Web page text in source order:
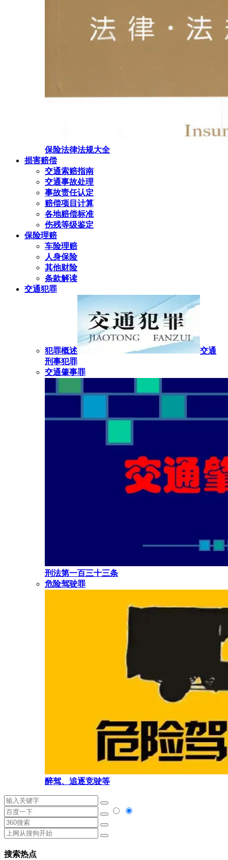
保险法律法规大全
损害赔偿
交通索赔指南
交通事故处理
事故责任认定
赔偿项目计算
各地赔偿标准
伤残等级鉴定
保险理赔
车险理赔
人身保险
其他财险
条款解读
交通犯罪
犯罪概述
交通
刑事犯罪
交通肇事罪
刑法第一百三十三条
危险驾驶罪
醉驾、追逐竞驶等
搜索热点